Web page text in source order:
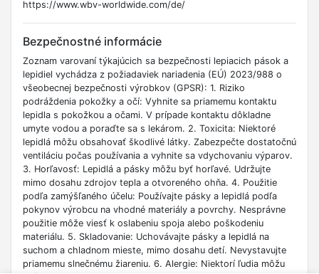
https://www.wbv-worldwide.com/de/
Bezpečnostné informácie
Zoznam varovaní týkajúcich sa bezpečnosti lepiacich pások a
lepidiel vychádza z požiadaviek nariadenia (EÚ) 2023/988 o
všeobecnej bezpečnosti výrobkov (GPSR): 1. Riziko
podráždenia pokožky a očí: Vyhnite sa priamemu kontaktu
lepidla s pokožkou a očami. V prípade kontaktu dôkladne
umyte vodou a poraďte sa s lekárom. 2. Toxicita: Niektoré
lepidlá môžu obsahovať škodlivé látky. Zabezpečte dostatočnú
ventiláciu počas používania a vyhnite sa vdychovaniu výparov.
3. Horľavosť: Lepidlá a pásky môžu byť horľavé. Udržujte
mimo dosahu zdrojov tepla a otvoreného ohňa. 4. Použitie
podľa zamýšľaného účelu: Používajte pásky a lepidlá podľa
pokynov výrobcu na vhodné materiály a povrchy. Nesprávne
použitie môže viesť k oslabeniu spoja alebo poškodeniu
materiálu. 5. Skladovanie: Uchovávajte pásky a lepidlá na
suchom a chladnom mieste, mimo dosahu detí. Nevystavujte
priamemu slnečnému žiareniu. 6. Alergie: Niektorí ľudia môžu